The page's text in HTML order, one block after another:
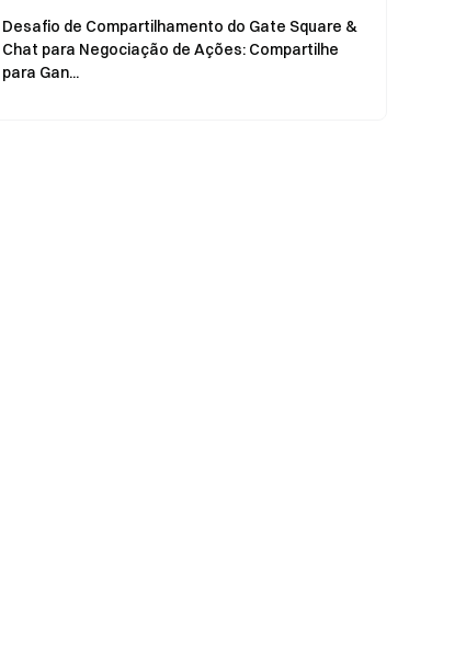
Desafio de Compartilhamento do Gate Square &
Chat para Negociação de Ações: Compartilhe
para Gan...